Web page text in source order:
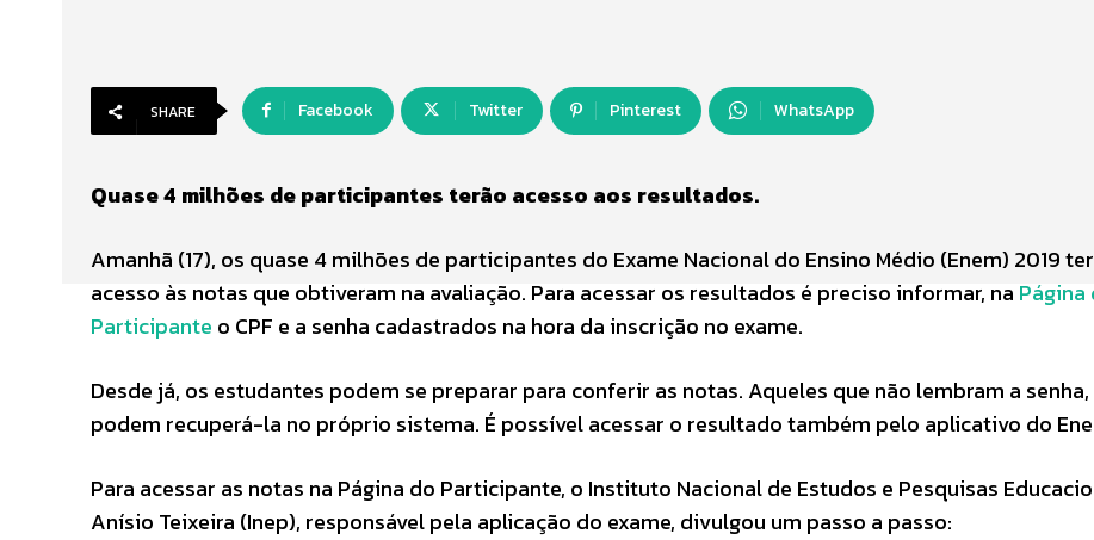
SHARE Facebook Twitter Pinterest WhatsApp
Quase 4 milhões de participantes terão acesso aos resultados.
Amanhã (17), os quase 4 milhões de participantes do Exame Nacional do Ensino Médio (Enem) 2019
acesso às notas que obtiveram na avaliação. Para acessar os resultados é preciso informar, na Página
Participante o CPF e a senha cadastrados na hora da inscrição no exame.
Desde já, os estudantes podem se preparar para conferir as notas. Aqueles que não lembram a senha,
podem recuperá-la no próprio sistema. É possível acessar o resultado também pelo aplicativo do
Para acessar as notas na Página do Participante, o Instituto Nacional de Estudos e Pesquisas
Anísio Teixeira (Inep), responsável pela aplicação do exame, divulgou um passo a passo: